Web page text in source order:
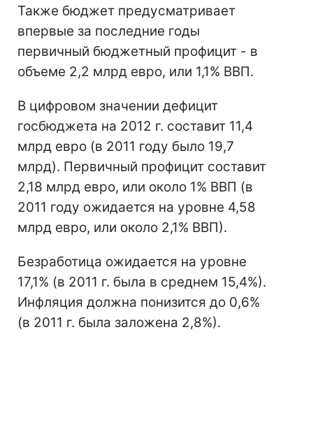
Также бюджет предусматривает
впервые за последние годы
первичный бюджетный профицит - в
объеме 2,2 млрд евро, или 1,1% ВВП.
В цифровом значении дефицит
госбюджета на 2012 г. составит 11,4
млрд евро (в 2011 году было 19,7
млрд). Первичный профицит составит
2,18 млрд евро, или около 1% ВВП (в
2011 году ожидается на уровне 4,58
млрд евро, или около 2,1% ВВП).
Безработица ожидается на уровне
17,1% (в 2011 г. была в среднем 15,4%).
Инфляция должна понизится до 0,6%
(в 2011 г. была заложена 2,8%).